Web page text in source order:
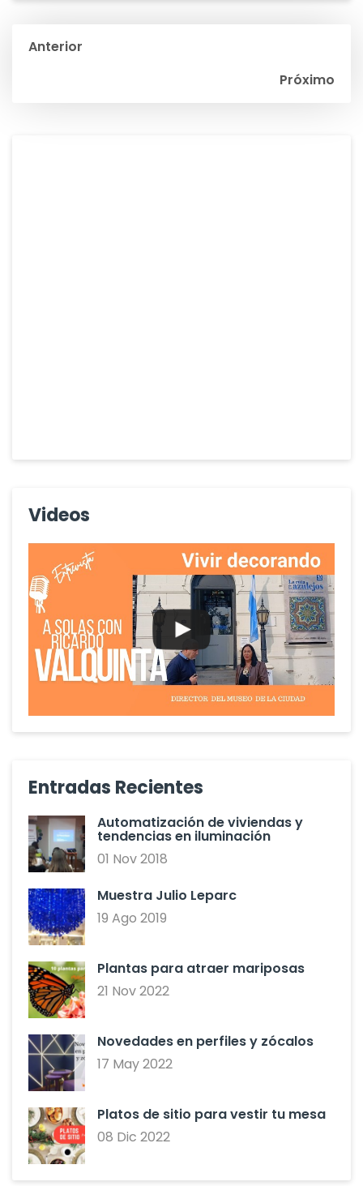
Anterior
Próximo
Videos
Entradas Recientes
Automatización de viviendas y
tendencias en iluminación
01 Nov 2018
Muestra Julio Leparc
19 Ago 2019
Plantas para atraer mariposas
21 Nov 2022
Novedades en perfiles y zócalos
17 May 2022
Platos de sitio para vestir tu mesa
08 Dic 2022